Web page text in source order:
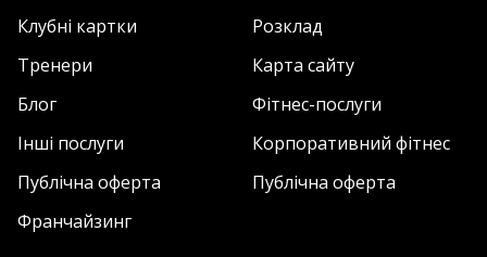
Клубні картки
Розклад
Тренери
Карта сайту
Блог
Фітнес-послуги
Інші послуги
Корпоративний фітнес
Публічна оферта
Публічна оферта
Франчайзинг